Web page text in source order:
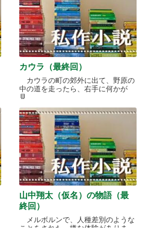
カウラ（最終回）
カウラの町の郊外に出て、野原の
中の道を走ったら、右手に何かが
見.....
山中翔太（仮名）の物語（最
終回）
メルボルンで、人種差別のような
ことをされた、嫌な体験がありま